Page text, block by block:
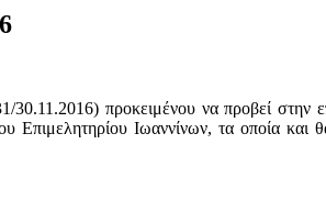
προκειμένου να προβεί στην
Ιωαννίνων, τα οποία και